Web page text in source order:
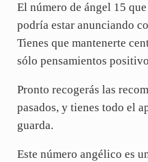
El número de ángel 15
podría estar anunciando
Tienes que mantenerte
sólo pensamientos
Pronto recogerás las
pasados, y tienes todo el
guarda.
Este número angélico es